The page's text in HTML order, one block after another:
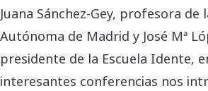
Juana Sánchez-Gey, profesora de
Autónoma de Madrid y José Mª
presidente de la Escuela Idente,
interesantes conferencias nos